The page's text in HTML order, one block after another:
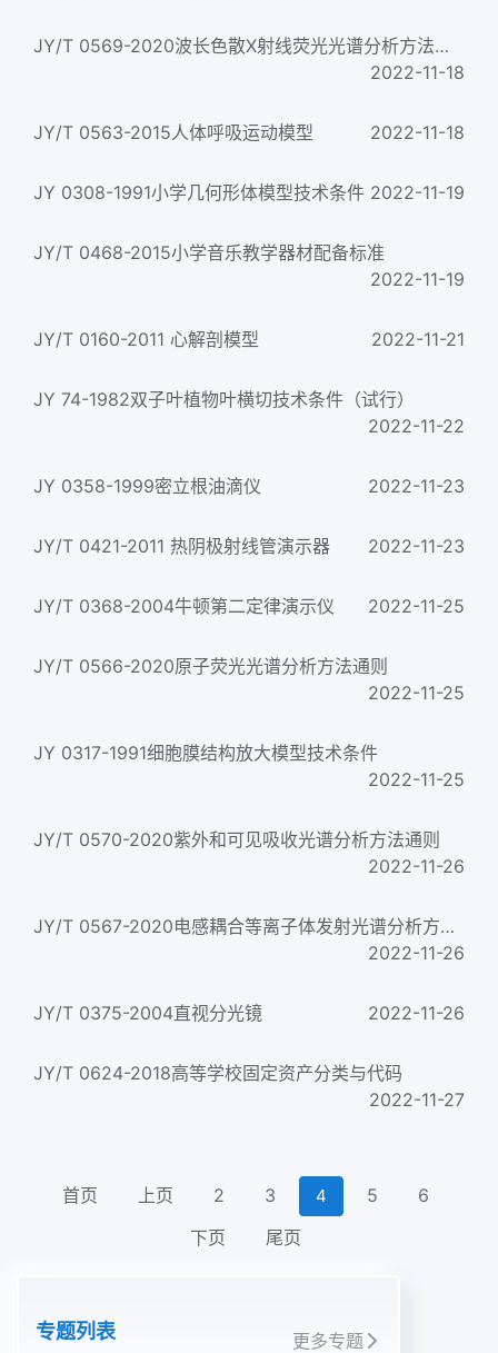
JY/T 0569-2020波长色散X射线荧光光谱分析方法通则
2022-11-18
JY/T 0563-2015人体呼吸运动模型 2022-11-18
JY 0308-1991小学几何形体模型技术条件 2022-11-19
JY/T 0468-2015小学音乐教学器材配备标准
2022-11-19
JY/T 0160-2011 心解剖模型 2022-11-21
JY 74-1982双子叶植物叶横切技术条件（试行）
2022-11-22
JY 0358-1999密立根油滴仪 2022-11-23
JY/T 0421-2011 热阴极射线管演示器 2022-11-23
JY/T 0368-2004牛顿第二定律演示仪 2022-11-25
JY/T 0566-2020原子荧光光谱分析方法通则
2022-11-25
JY 0317-1991细胞膜结构放大模型技术条件
2022-11-25
JY/T 0570-2020紫外和可见吸收光谱分析方法通则
2022-11-26
JY/T 0567-2020电感耦合等离子体发射光谱分析方法通则
2022-11-26
JY/T 0375-2004直视分光镜 2022-11-26
JY/T 0624-2018高等学校固定资产分类与代码
2022-11-27
首页 上页 2 3 4 5
6
下页
尾页
专题列表 更多专题